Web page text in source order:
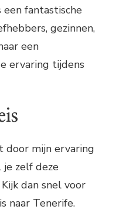
fantastische
gezinnen,
een
ervaring tijdens
door mijn ervaring
je zelf deze
dan snel voor
naar Tenerife.